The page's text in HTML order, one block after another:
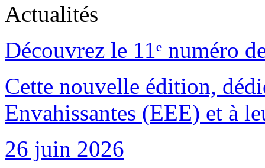
Actualités
Découvrez le 11ᵉ numéro
Cette nouvelle édition,
Envahissantes (EEE) et à
26 juin 2026